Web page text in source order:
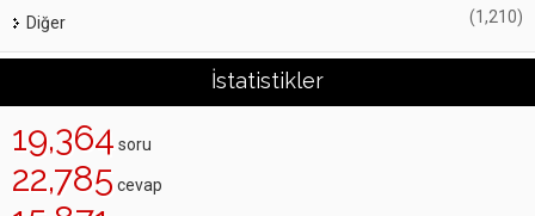
Diğer (1,210)
İstatistikler
19,364 soru
22,785 cevap